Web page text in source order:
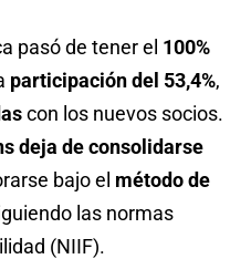
pasó de tener el 100%
participación del 53,4%,
con los nuevos socios.
deja de consolidarse
bajo el método de
las normas
(NIIF).